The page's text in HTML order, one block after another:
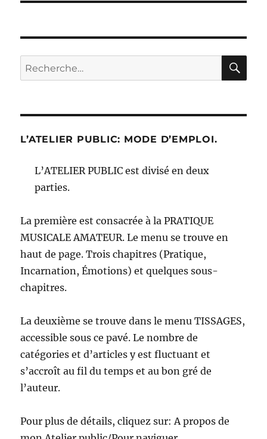
Recherche
pour :
L’ATELIER PUBLIC: MODE D’EMPLOI.
L’ATELIER PUBLIC est divisé en deux
parties.
La première est consacrée à la PRATIQUE
MUSICALE AMATEUR. Le menu se trouve en
haut de page. Trois chapitres (Pratique,
Incarnation, Émotions) et quelques sous-
chapitres.
La deuxième se trouve dans le menu TISSAGES,
accessible sous ce pavé. Le nombre de
catégories et d’articles y est fluctuant et
s’accroît au fil du temps et au bon gré de
l’auteur.
Pour plus de détails, cliquez sur: A propos de